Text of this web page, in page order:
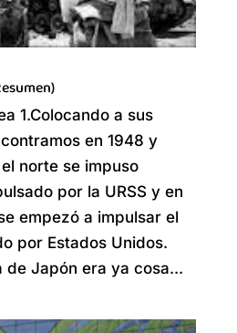
1.Colocando a sus
en 1948 y
norte se impuso
por la URSS y en
empezó a impulsar el
por Estados Unidos.
de Japón era ya cosa...